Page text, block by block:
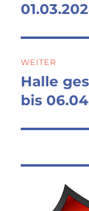
WEITER
Nächster
Beitrag:
Halle
bis